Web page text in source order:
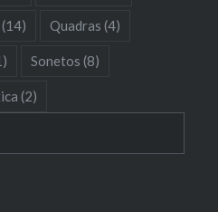
(14) Quadras (4)
Sonetos (8)
(2)